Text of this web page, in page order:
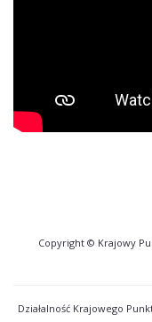
Copyright © Krajowy
Działalność Krajowego